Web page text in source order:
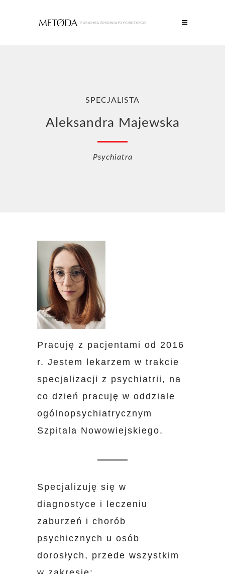
SPECJALISTA
Aleksandra Majewska
Psychiatra
Pracuję z pacjentami od 2016
r. Jestem lekarzem w trakcie
specjalizacji z psychiatrii, na
co dzień pracuję w oddziale
ogólnopsychiatrycznym
Szpitala Nowowiejskiego.
Specjalizuję się w
diagnostyce i leczeniu
zaburzeń i chorób
psychicznych u osób
dorosłych, przede wszystkim